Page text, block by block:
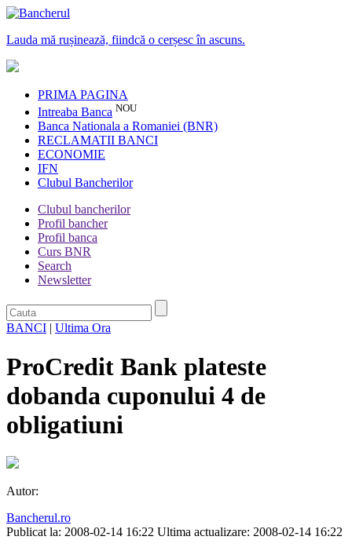
Lauda mă rușinează, fiindcă o cerșesc în ascuns.
PRIMA PAGINA
Intreaba Banca NOU
Banca Nationala a Romaniei (BNR)
RECLAMATII BANCI
ECONOMIE
IFN
Clubul Bancherilor
Clubul bancherilor
Profil bancher
Profil banca
Curs BNR
Search
Newsletter
BANCI | Ultima Ora
ProCredit Bank plateste
dobanda cuponului 4 de
obligatiuni
Autor:
Bancherul.ro
Publicat la: 2008-02-14 16:22 Ultima actualizare: 2008-02-14 16:22